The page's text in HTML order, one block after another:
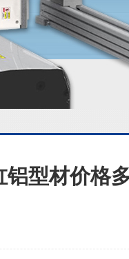
铝型材价格